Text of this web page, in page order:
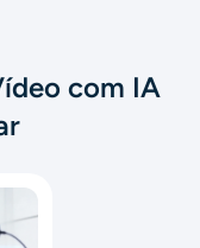
com IA